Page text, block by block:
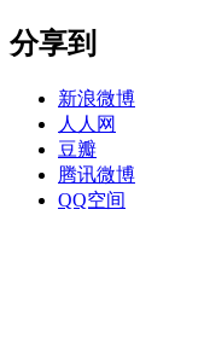
分享到
新浪微博
人人网
豆瓣
腾讯微博
QQ空间